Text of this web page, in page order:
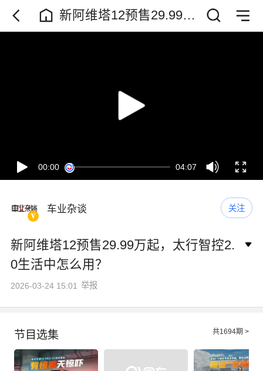
新阿维塔12预售29.99万
起，太行智控2.0生活中
00:00 04:07
车业杂谈 关注
新阿维塔12预售29.99万起，太行智控2.
0生活中怎么用？
2026-03-24 15:01 举报
节目选集 共1694期 >